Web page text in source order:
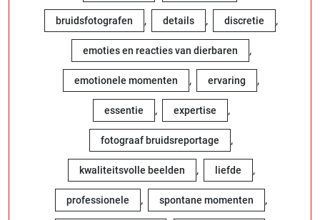
bruidsfotografen , details , discretie ,
emoties en reacties van dierbaren ,
emotionele momenten , ervaring ,
essentie , expertise ,
fotograaf bruidsreportage ,
kwaliteitsvolle beelden , liefde ,
professionele , spontane momenten ,